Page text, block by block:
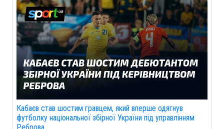
Кабаєв став шостим гравцем, який вперше одягнув
футболку національної збірної України під управлінням